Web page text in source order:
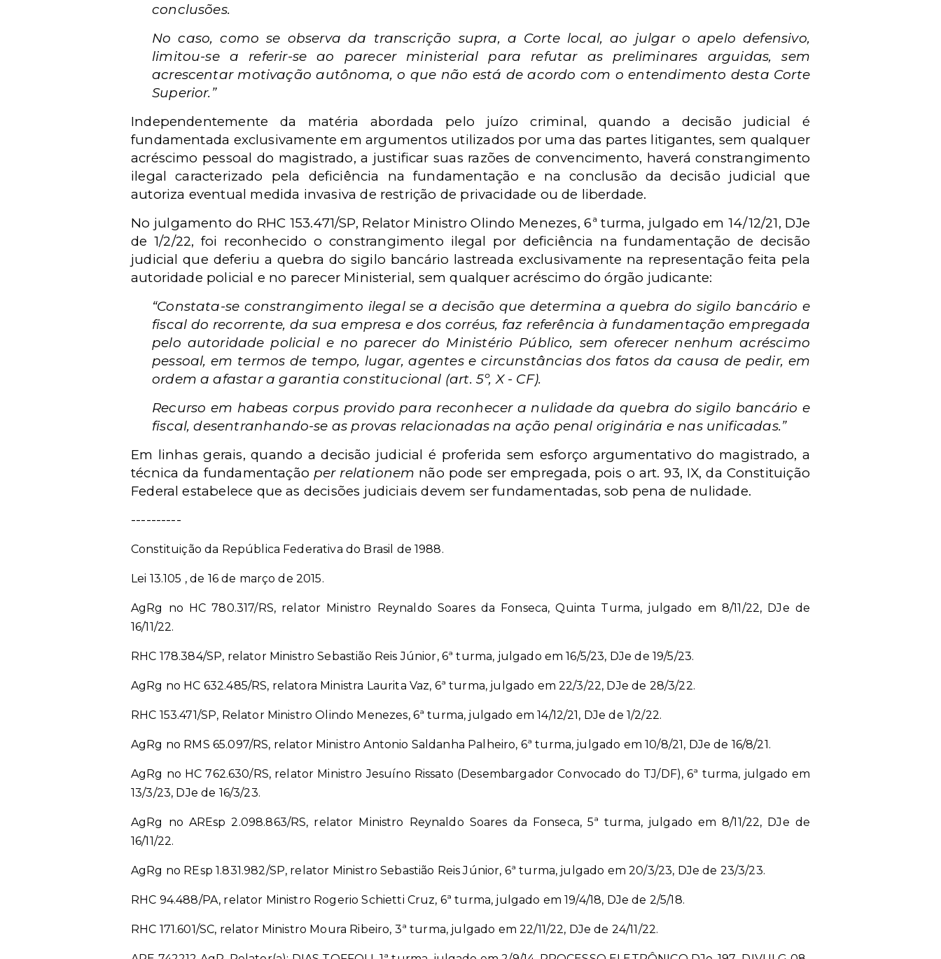
conclusões.
No caso, como se observa da transcrição supra, a Corte local, ao julgar o apelo defensivo,
limitou-se a referir-se ao parecer ministerial para refutar as preliminares arguidas, sem
acrescentar motivação autônoma, o que não está de acordo com o entendimento desta Corte
Superior.”
Independentemente da matéria abordada pelo juízo criminal, quando a decisão judicial é
fundamentada exclusivamente em argumentos utilizados por uma das partes litigantes, sem qualquer
acréscimo pessoal do magistrado, a justificar suas razões de convencimento, haverá constrangimento
ilegal caracterizado pela deficiência na fundamentação e na conclusão da decisão judicial que
autoriza eventual medida invasiva de restrição de privacidade ou de liberdade.
No julgamento do RHC 153.471/SP, Relator Ministro Olindo Menezes, 6ª turma, julgado em 14/12/21, DJe
de 1/2/22, foi reconhecido o constrangimento ilegal por deficiência na fundamentação de decisão
judicial que deferiu a quebra do sigilo bancário lastreada exclusivamente na representação feita pela
autoridade policial e no parecer Ministerial, sem qualquer acréscimo do órgão judicante:
“Constata-se constrangimento ilegal se a decisão que determina a quebra do sigilo bancário e
fiscal do recorrente, da sua empresa e dos corréus, faz referência à fundamentação empregada
pelo autoridade policial e no parecer do Ministério Público, sem oferecer nenhum acréscimo
pessoal, em termos de tempo, lugar, agentes e circunstâncias dos fatos da causa de pedir, em
ordem a afastar a garantia constitucional (art. 5º, X - CF).
Recurso em habeas corpus provido para reconhecer a nulidade da quebra do sigilo bancário e
fiscal, desentranhando-se as provas relacionadas na ação penal originária e nas unificadas.”
Em linhas gerais, quando a decisão judicial é proferida sem esforço argumentativo do magistrado, a
técnica da fundamentação per relationem não pode ser empregada, pois o art. 93, IX, da Constituição
Federal estabelece que as decisões judiciais devem ser fundamentadas, sob pena de nulidade.
----------
Constituição da República Federativa do Brasil de 1988.
Lei 13.105 , de 16 de março de 2015.
AgRg no HC 780.317/RS, relator Ministro Reynaldo Soares da Fonseca, Quinta Turma, julgado em 8/11/22, DJe de
16/11/22.
RHC 178.384/SP, relator Ministro Sebastião Reis Júnior, 6ª turma, julgado em 16/5/23, DJe de 19/5/23.
AgRg no HC 632.485/RS, relatora Ministra Laurita Vaz, 6ª turma, julgado em 22/3/22, DJe de 28/3/22.
RHC 153.471/SP, Relator Ministro Olindo Menezes, 6ª turma, julgado em 14/12/21, DJe de 1/2/22.
AgRg no RMS 65.097/RS, relator Ministro Antonio Saldanha Palheiro, 6ª turma, julgado em 10/8/21, DJe de 16/8/21.
AgRg no HC 762.630/RS, relator Ministro Jesuíno Rissato (Desembargador Convocado do TJ/DF), 6ª turma, julgado em
13/3/23, DJe de 16/3/23.
AgRg no AREsp 2.098.863/RS, relator Ministro Reynaldo Soares da Fonseca, 5ª turma, julgado em 8/11/22, DJe de
16/11/22.
AgRg no REsp 1.831.982/SP, relator Ministro Sebastião Reis Júnior, 6ª turma, julgado em 20/3/23, DJe de 23/3/23.
RHC 94.488/PA, relator Ministro Rogerio Schietti Cruz, 6ª turma, julgado em 19/4/18, DJe de 2/5/18.
RHC 171.601/SC, relator Ministro Moura Ribeiro, 3ª turma, julgado em 22/11/22, DJe de 24/11/22.